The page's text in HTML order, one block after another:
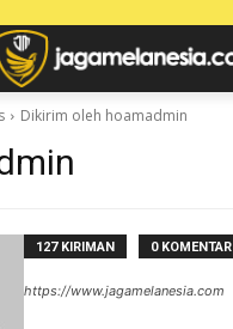
Dikirim oleh hoamadmin
127 KIRIMAN 0 KOMENTAR
https://www.jagamelanesia.com